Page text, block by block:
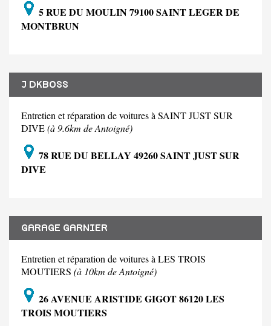
5 RUE DU MOULIN 79100 SAINT LEGER DE
MONTBRUN
J DKBOSS
Entretien et réparation de voitures à SAINT JUST SUR
DIVE(à 9.6km de Antoigné)
78 RUE DU BELLAY 49260 SAINT JUST SUR
DIVE
GARAGE GARNIER
Entretien et réparation de voitures à LES TROIS
MOUTIERS (à 10km de Antoigné)
26 AVENUE ARISTIDE GIGOT 86120 LES
TROIS MOUTIERS